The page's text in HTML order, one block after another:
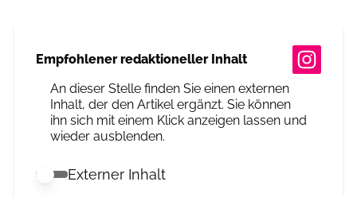
Empfohlener redaktioneller Inhalt
An dieser Stelle finden Sie einen externen
Inhalt, der den Artikel ergänzt. Sie können
ihn sich mit einem Klick anzeigen lassen und
wieder ausblenden.
Externer Inhalt erlauben
Externer Inhalt